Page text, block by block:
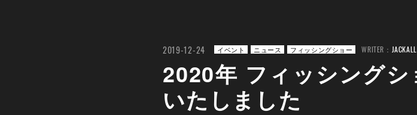
2019-12-24 イベント ニュース フィッシングショー WRITER： JACKALL
2020年 フィッシング
いたしました